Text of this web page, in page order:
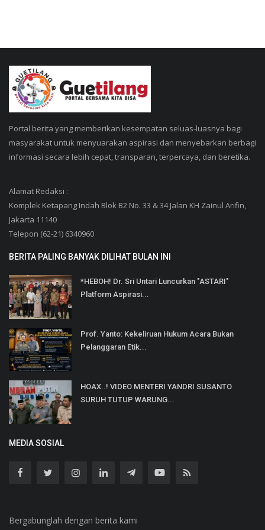
Portal berita yang memberikan kesempatan seluas-luasnya bagi
masyarakat untuk menyuarakan aspirasi dan menyebarkan berbagi
informasi secara lebih cepat, transparan, terpercaya, dan beretika.
Alamat Redaksi :
Komplek Ketapang Indah Blok B2 No. 33 & 34 Jalan KH Zainul Arifin,
Jakarta 11140
Telepon (62-21) 6340960
BERITA PALING BANYAK DILIHAT BULAN INI
*HEBOH! Dr. Sri Untari Luncurkan "ASTARI"
Platform Aspirasi...
Prof. Yanto: Kekeliruan Hukum Acara Bukan
Pelanggaran Etik...
HOAX..! VIDEO MENTERI YANDRI SUSANTO
SURUH TUTUP WARUNG...
MEDIA SOSIAL
Bergabunglah dengan berita kami